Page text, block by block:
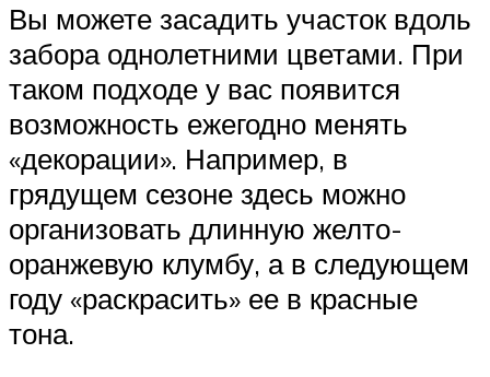
Вы можете засадить участок вдоль
забора однолетними цветами. При
таком подходе у вас появится
возможность ежегодно менять
«декорации». Например, в
грядущем сезоне здесь можно
организовать длинную желто-
оранжевую клумбу, а в следующем
году «раскрасить» ее в красные
тона.